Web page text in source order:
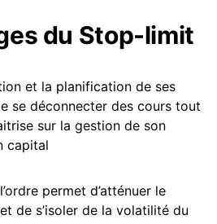
du Stop-limit
et la planification de ses
se déconnecter des cours tout
sur la gestion de son
capital
permet d’atténuer le
de s’isoler de la volatilité du